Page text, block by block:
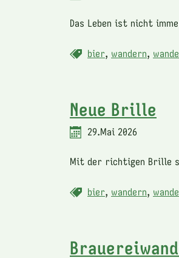
Das Leben ist nicht
bier, wandern,
Neue Brille
29.Mai 2026
Mit der richtigen Brille
bier, wandern,